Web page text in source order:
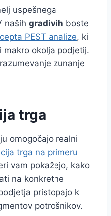
uspešnega
naših gradivih boste
PEST analize, ki
makro okolja podjetij.
zunanje
trga
omogočajo realni
trga na primeru
vam pokažejo, kako
na konkretne
pristopajo k
potrošnikov.